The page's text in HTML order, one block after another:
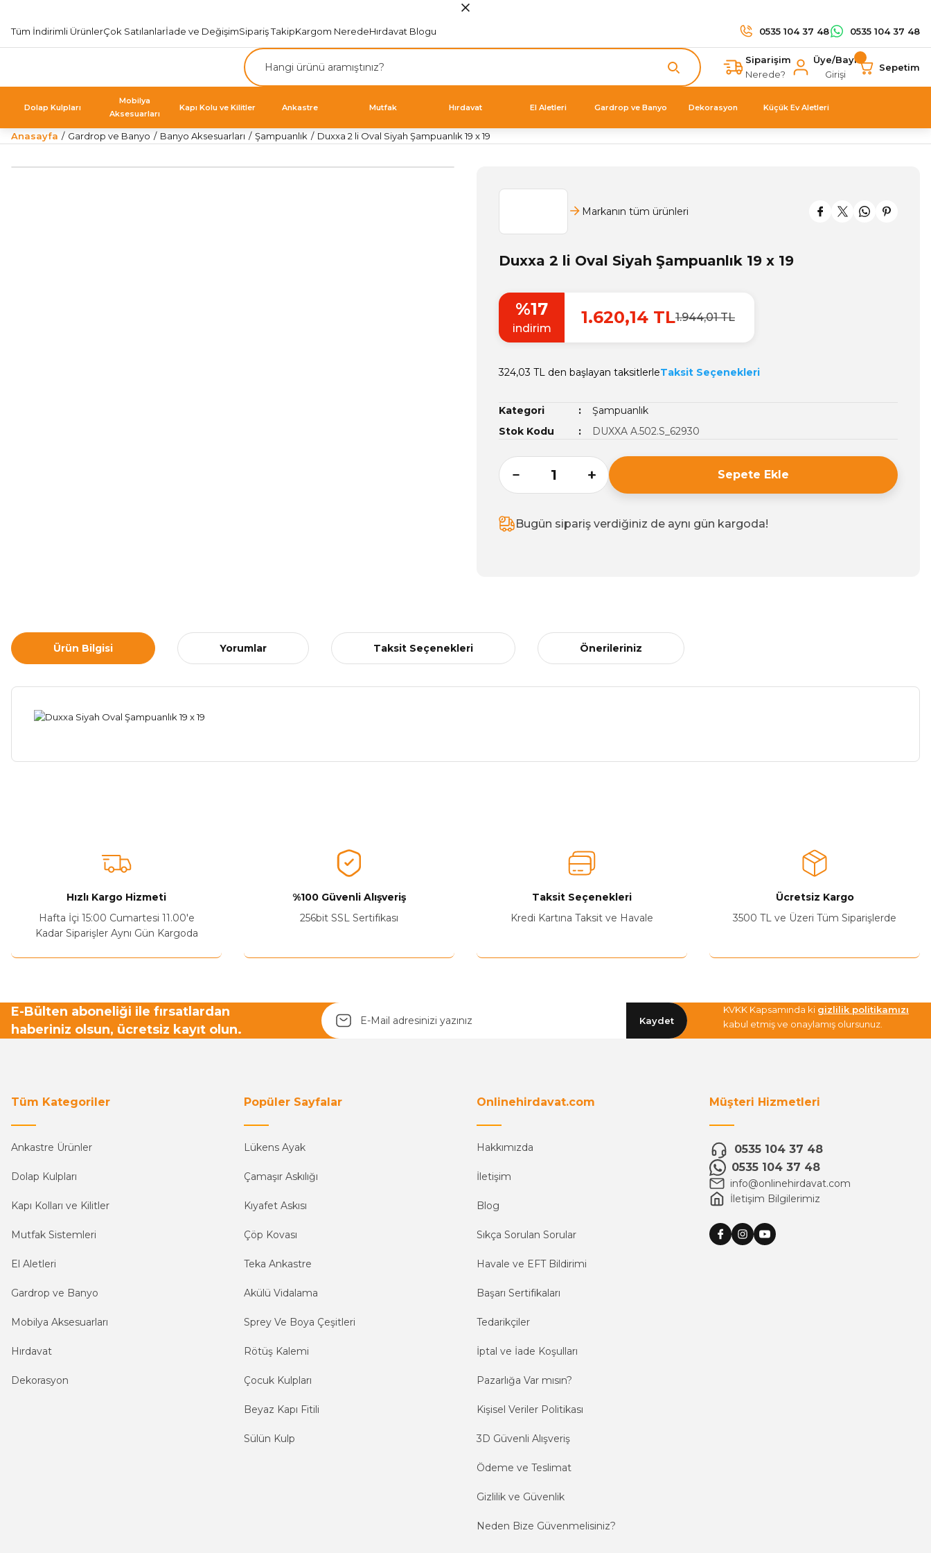
Tüm İndirimli ÜrünlerÇok Satılanlarİade ve DeğişimSipariş TakipKargom NeredeHırdavat Blogu 0535 104 37 48 0535 104 37 48
Siparişim
Nerede?
Üye/Bayi
Girişi
Sepetim
Dolap Kulpları
Mobilya
Aksesuarları
Kapı Kolu ve Kilitler Ankastre Mutfak Hırdavat El Aletleri Gardrop ve Banyo Dekorasyon Küçük Ev Aletleri
Anasayfa Gardrop ve Banyo Banyo Aksesuarları Şampuanlık Duxxa 2 li Oval Siyah Şampuanlık 19 x 19
Markanın tüm ürünleri
Duxxa 2 li Oval Siyah Şampuanlık 19 x 19
%17
indirim
1.620,14 TL1.944,01 TL
324,03 TL den başlayan taksitlerleTaksit Seçenekleri
Kategori
Şampuanlık
Stok Kodu
DUXXA A.502.S_62930
Sepete Ekle
Bugün sipariş verdiğiniz de aynı gün kargoda!
Ürün Bilgisi Yorumlar Taksit Seçenekleri Önerileriniz
Ürün açıklamasında eksik bilgiler bulunuyor.
Bu ürüne benzer farklı alternatifler olmalı.
Yetkiliye Gönder
Hızlı Kargo Hizmeti
Hafta İçi 15:00 Cumartesi 11.00'e
Kadar Siparişler Aynı Gün Kargoda
%100 Güvenli Alışveriş
256bit SSL Sertifikası
Taksit Seçenekleri
Kredi Kartına Taksit ve Havale
Ücretsiz Kargo
3500 TL ve Üzeri Tüm Siparişlerde
E-Bülten aboneliği ile fırsatlardan
haberiniz olsun, ücretsiz kayıt olun.
Kaydet
KVKK Kapsamında ki gizlilik politikamızı
kabul etmiş ve onaylamış olursunuz.
Tüm Kategoriler
Ankastre Ürünler
Dolap Kulpları
Kapı Kolları ve Kilitler
Mutfak Sistemleri
El Aletleri
Gardrop ve Banyo
Mobilya Aksesuarları
Hırdavat
Dekorasyon
Popüler Sayfalar
Lükens Ayak
Çamaşır Askılığı
Kıyafet Askısı
Çöp Kovası
Teka Ankastre
Akülü Vidalama
Sprey Ve Boya Çeşitleri
Rötüş Kalemi
Çocuk Kulpları
Beyaz Kapı Fitili
Sülün Kulp
Onlinehirdavat.com
Hakkımızda
İletişim
Blog
Sıkça Sorulan Sorular
Havale ve EFT Bildirimi
Başarı Sertifikaları
Tedarikçiler
İptal ve İade Koşulları
Pazarlığa Var mısın?
Kişisel Veriler Politikası
3D Güvenli Alışveriş
Ödeme ve Teslimat
Gizlilik ve Güvenlik
Neden Bize Güvenmelisiniz?
Müşteri Hizmetleri
0535 104 37 48
0535 104 37 48
info@onlinehirdavat.com
İletişim Bilgilerimiz